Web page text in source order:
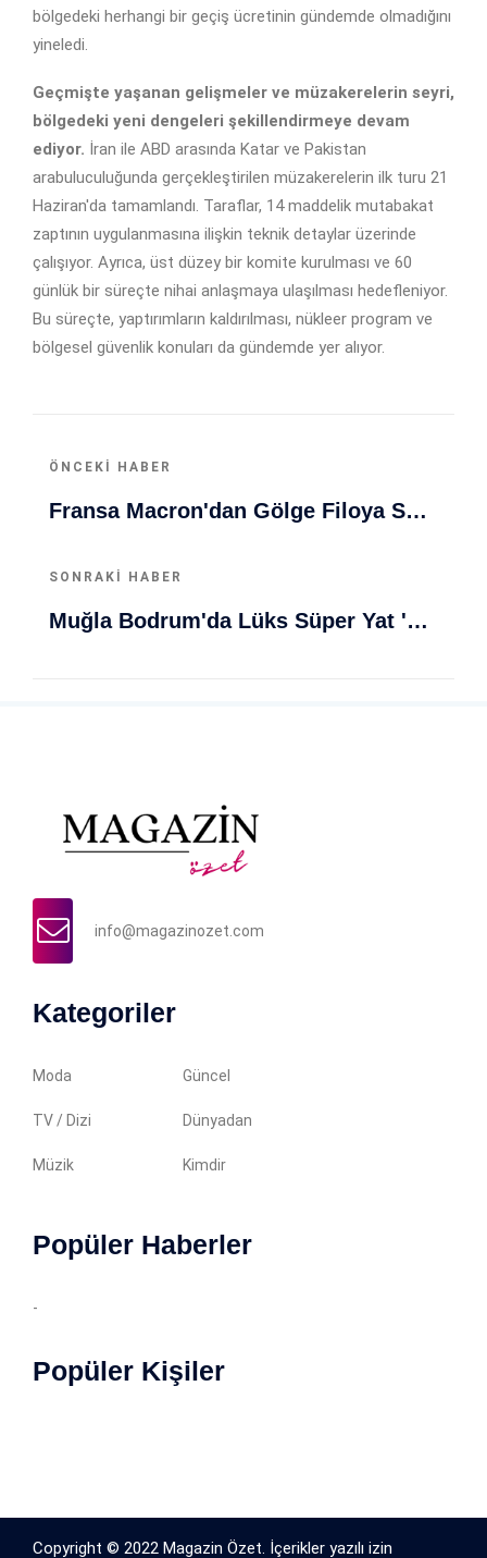
bölgedeki herhangi bir geçiş ücretinin gündemde olmadığını
yineledi.
Geçmişte yaşanan gelişmeler ve müzakerelerin seyri,
bölgedeki yeni dengeleri şekillendirmeye devam
ediyor. İran ile ABD arasında Katar ve Pakistan
arabuluculuğunda gerçekleştirilen müzakerelerin ilk turu 21
Haziran'da tamamlandı. Taraflar, 14 maddelik mutabakat
zaptının uygulanmasına ilişkin teknik detaylar üzerinde
çalışıyor. Ayrıca, üst düzey bir komite kurulması ve 60
günlük bir süreçte nihai anlaşmaya ulaşılması hedefleniyor.
Bu süreçte, yaptırımların kaldırılması, nükleer program ve
bölgesel güvenlik konuları da gündemde yer alıyor.
ÖNCEKI HABER
Fransa Macron'dan Gölge Filoya Sert Müdahale: Rusya'nın Savaş Finansmanı Engelleniyor
SONRAKI HABER
Muğla Bodrum'da Lüks Süper Yat 'Golden Odyssey' Demirledi
info@magazinozet.com
Kategoriler
Moda Güncel
TV / Dizi Dünyadan
Müzik Kimdir
Popüler Haberler
-
Popüler Kişiler
Copyright © 2022 Magazin Özet. İçerikler yazılı izin